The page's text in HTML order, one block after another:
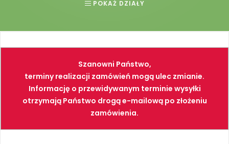
POKAŻ DZIAŁY
NARZĘDZIA SPAWALNICTWO
FARBY PNEUMATYKA
Szanowni Państwo,
terminy realizacji zamówień mogą ulec zmianie.
Informację o przewidywanym terminie wysyłki
otrzymają Państwo drogą e-mailową po złożeniu
zamówienia.